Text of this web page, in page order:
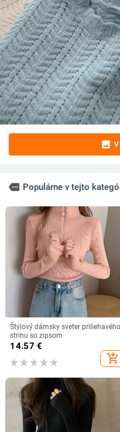
image
more Populárne v tejto
Štýlový dámsky sveter priliehavého
strihu so zipsom
14.57 €
add_shopping_cart